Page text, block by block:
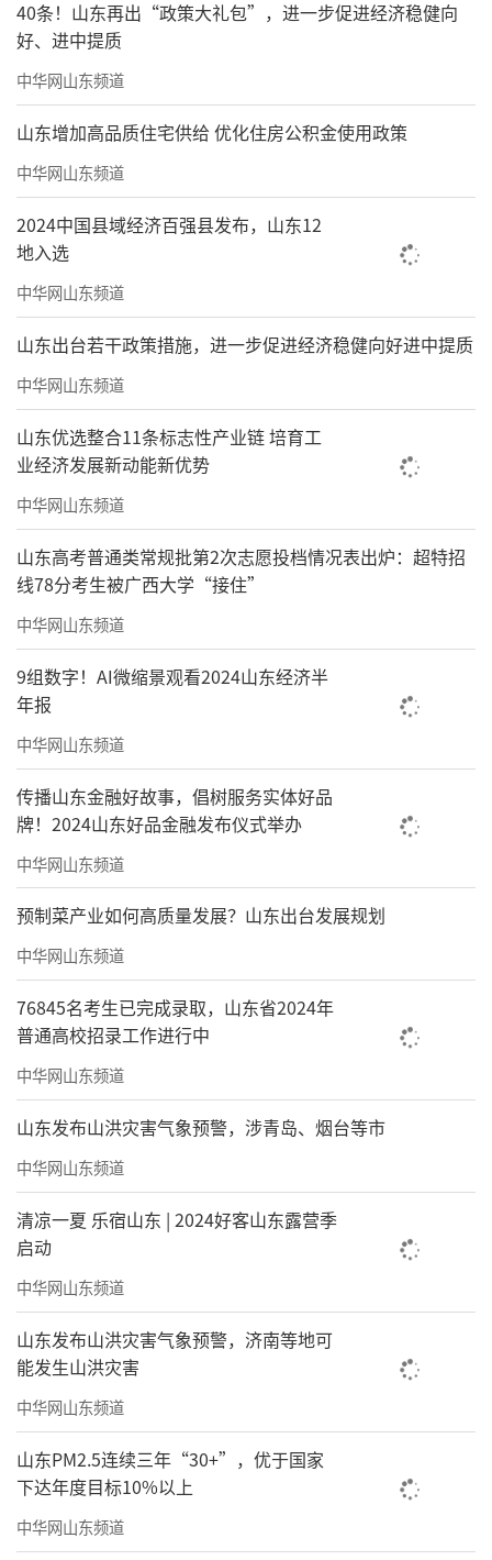
40条！山东再出“政策大礼包”，进一步促进经济稳健向
好、进中提质
中华网山东频道
山东增加高品质住宅供给 优化住房公积金使用政策
中华网山东频道
2024中国县域经济百强县发布，山东12
地入选
中华网山东频道
山东出台若干政策措施，进一步促进经济稳健向好进中提质
中华网山东频道
山东优选整合11条标志性产业链 培育工
业经济发展新动能新优势
中华网山东频道
山东高考普通类常规批第2次志愿投档情况表出炉：超特招
线78分考生被广西大学“接住”
中华网山东频道
9组数字！AI微缩景观看2024山东经济半
年报
中华网山东频道
传播山东金融好故事，倡树服务实体好品
牌！2024山东好品金融发布仪式举办
中华网山东频道
预制菜产业如何高质量发展？山东出台发展规划
中华网山东频道
76845名考生已完成录取，山东省2024年
普通高校招录工作进行中
中华网山东频道
山东发布山洪灾害气象预警，涉青岛、烟台等市
中华网山东频道
清凉一夏 乐宿山东 | 2024好客山东露营季
启动
中华网山东频道
山东发布山洪灾害气象预警，济南等地可
能发生山洪灾害
中华网山东频道
山东PM2.5连续三年“30+”，优于国家
下达年度目标10%以上
中华网山东频道